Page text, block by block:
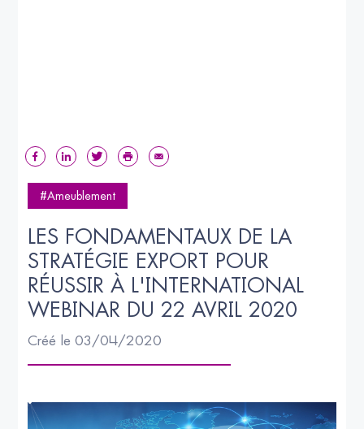
#Ameublement
LES FONDAMENTAUX DE LA
STRATÉGIE EXPORT POUR
RÉUSSIR À L'INTERNATIONAL
WEBINAR DU 22 AVRIL 2020
Créé le 03/04/2020